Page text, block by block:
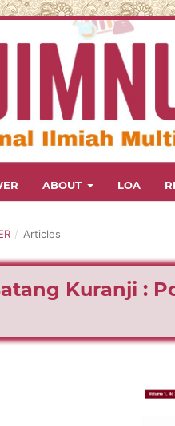
ABOUT LOA
/ Articles
Kuranji :